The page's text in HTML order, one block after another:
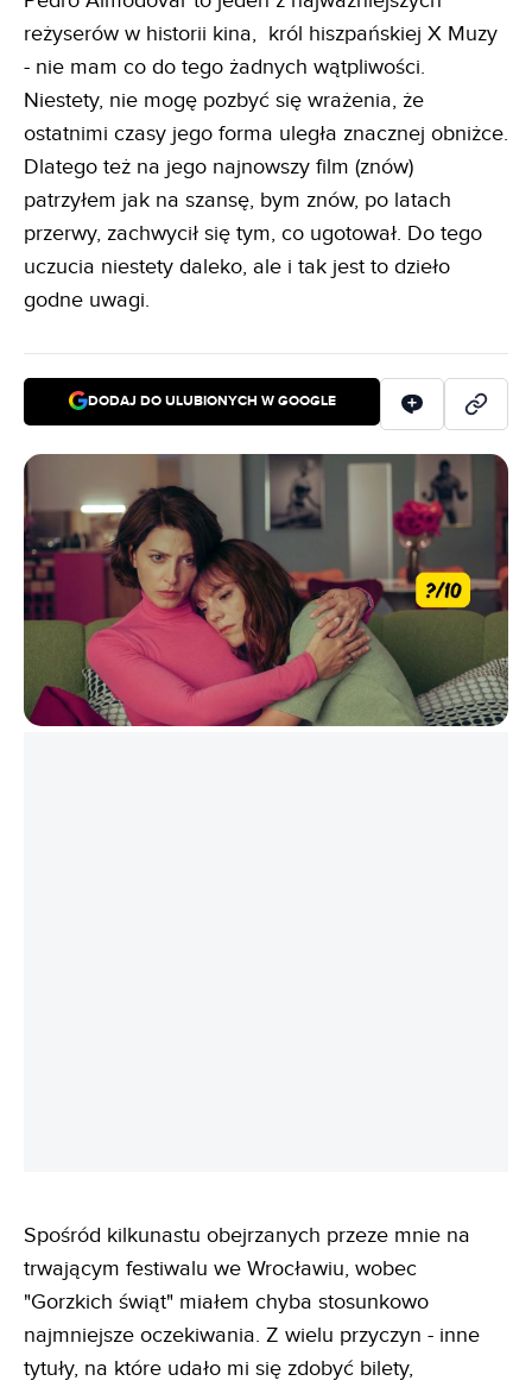
reżyserów w historii kina, król hiszpańskiej X Muzy
- nie mam co do tego żadnych wątpliwości.
Niestety, nie mogę pozbyć się wrażenia, że
ostatnimi czasy jego forma uległa znacznej obniżce.
Dlatego też na jego najnowszy film (znów)
patrzyłem jak na szansę, bym znów, po latach
przerwy, zachwycił się tym, co ugotował. Do tego
uczucia niestety daleko, ale i tak jest to dzieło
godne uwagi.
DODAJ DO ULUBIONYCH W GOOGLE
Spośród kilkunastu obejrzanych przeze mnie na
trwającym festiwalu we Wrocławiu, wobec
"Gorzkich świąt" miałem chyba stosunkowo
najmniejsze oczekiwania. Z wielu przyczyn - inne
tytuły, na które udało mi się zdobyć bilety,